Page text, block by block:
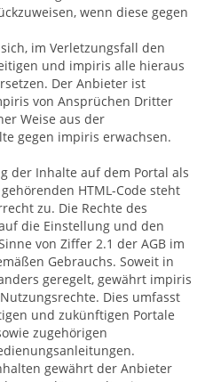
wenn diese gegen
im Verletzungsfall den
und impiris alle hieraus
Der Anbieter ist
von Ansprüchen Dritter
Weise aus der
gegen impiris erwachsen.
der Inhalte auf dem Portal als
HTML-Code steht
zu. Die Rechte des
die Einstellung und den
von Ziffer 2.1 der AGB im
Gebrauchs. Soweit in
geregelt, gewährt impiris
Dies umfasst
und zukünftigen Portale
zugehörigen
gewährt der Anbieter